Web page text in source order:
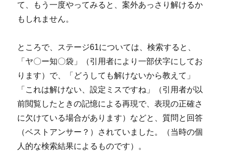
て、もう一度やってみると、案外あっさり解けるか
もしれません。
ところで、ステージ61については、検索すると、
「ヤ〇ー知〇袋」（引用者により一部伏字にしてお
ります）で、「どうしても解けないから教えて」
「これは解けない、設定ミスですね」（引用者が以
前閲覧したときの記憶による再現で、表現の正確さ
に欠けている場合があります）などと、質問と回答
（ベストアンサー？）されていました。（当時の個
人的な検索結果によるものです）。